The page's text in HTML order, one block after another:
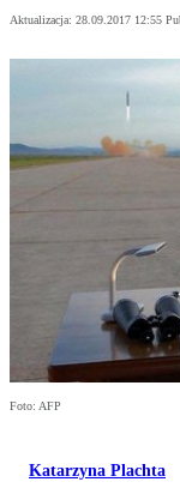
Aktualizacja: 28.09.2017 12:55
Foto: AFP
Katarzyna Plachta